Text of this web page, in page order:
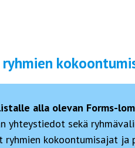
alla olevan Forms-
yhteystiedot sekä
kokoontumisajat ja